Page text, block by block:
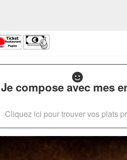
Je compose avec mes
Cliquez ici pour trouver vos plats